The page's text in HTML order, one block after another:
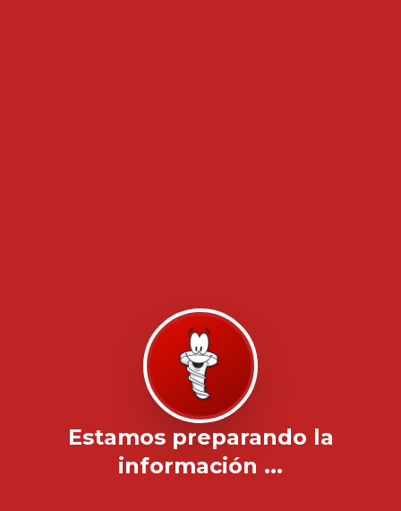
Estamos preparando la
información ...